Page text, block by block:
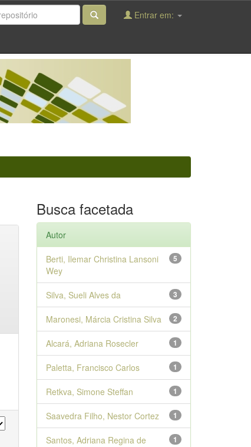
Entrar em:
Busca facetada
Autor
5
Berti, Ilemar Christina Lansoni
Wey
3
Silva, Sueli Alves da
2
Maronesi, Márcia Cristina Silva
1
Alcará, Adriana Rosecler
1
Paletta, Francisco Carlos
1
Retkva, Simone Steffan
1
Saavedra Filho, Nestor Cortez
1
Santos, Adriana Regina de